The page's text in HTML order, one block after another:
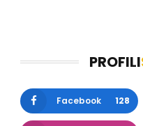
PROFILI
Facebook 128